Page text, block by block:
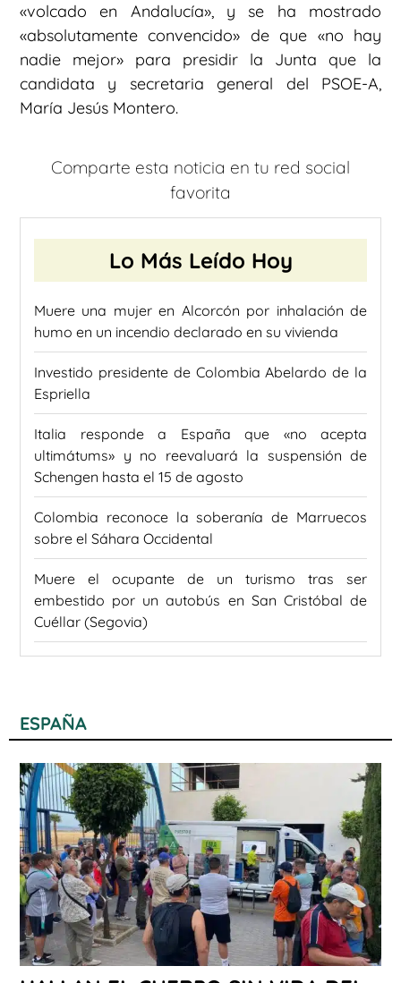
«volcado en Andalucía», y se ha mostrado
«absolutamente convencido» de que «no hay
nadie mejor» para presidir la Junta que la
candidata y secretaria general del PSOE-A,
María Jesús Montero.
Comparte esta noticia en tu red social
favorita
Lo Más Leído Hoy
Muere una mujer en Alcorcón por inhalación de
humo en un incendio declarado en su vivienda
Investido presidente de Colombia Abelardo de la
Espriella
Italia responde a España que «no acepta
ultimátums» y no reevaluará la suspensión de
Schengen hasta el 15 de agosto
Colombia reconoce la soberanía de Marruecos
sobre el Sáhara Occidental
Muere el ocupante de un turismo tras ser
embestido por un autobús en San Cristóbal de
Cuéllar (Segovia)
ESPAÑA